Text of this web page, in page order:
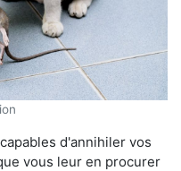
d'annihiler vos
vous leur en procurer